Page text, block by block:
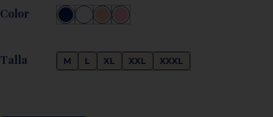
Color
Talla M L XL XXL XXXL